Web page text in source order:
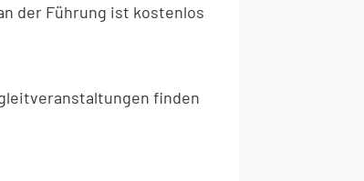
der Führung ist kostenlos
finden